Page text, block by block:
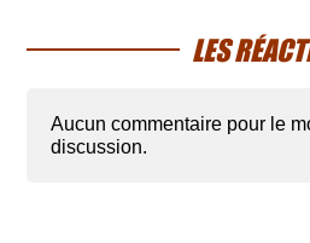
LES
Aucun commentaire pour le
discussion.